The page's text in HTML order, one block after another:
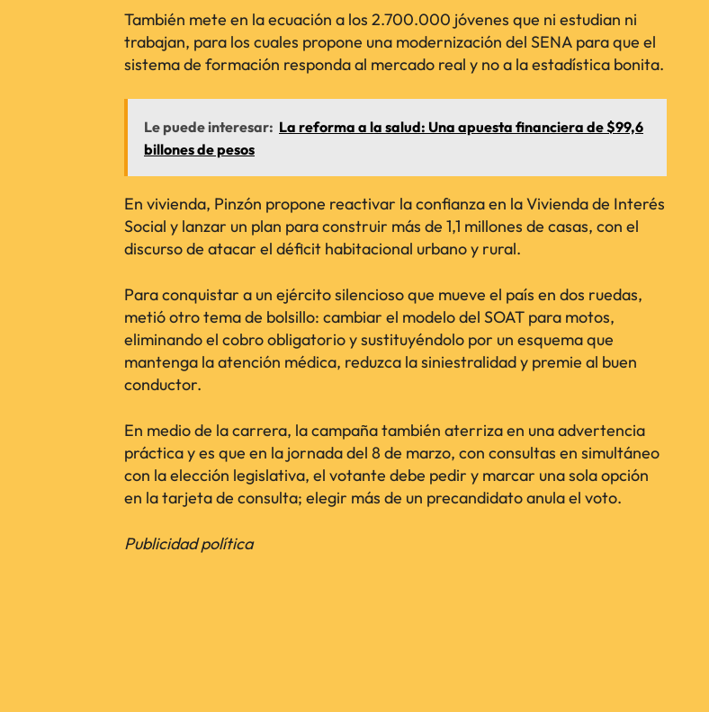
También mete en la ecuación a los 2.700.000 jóvenes que ni estudian ni
trabajan, para los cuales propone una modernización del SENA para que el
sistema de formación responda al mercado real y no a la estadística bonita.
Le puede interesar: La reforma a la salud: Una apuesta financiera de $99,6
billones de pesos
En vivienda, Pinzón propone reactivar la confianza en la Vivienda de Interés
Social y lanzar un plan para construir más de 1,1 millones de casas, con el
discurso de atacar el déficit habitacional urbano y rural.
Para conquistar a un ejército silencioso que mueve el país en dos ruedas,
metió otro tema de bolsillo: cambiar el modelo del SOAT para motos,
eliminando el cobro obligatorio y sustituyéndolo por un esquema que
mantenga la atención médica, reduzca la siniestralidad y premie al buen
conductor.
En medio de la carrera, la campaña también aterriza en una advertencia
práctica y es que en la jornada del 8 de marzo, con consultas en simultáneo
con la elección legislativa, el votante debe pedir y marcar una sola opción
en la tarjeta de consulta; elegir más de un precandidato anula el voto.
Publicidad política